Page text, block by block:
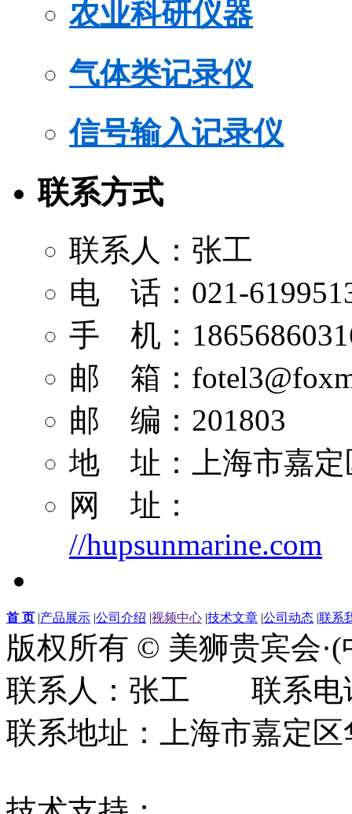
农业科研仪器
气体类记录仪
信号输入记录仪
联系方式
联系人：张工
电 话：021-
手 机：
邮 箱：
邮 编：201803
地 址：上海市嘉定
网 址：
//hupsunmarine.com
首 页 |产品展示 |公司介绍 |视频中心 |技术文章 |公司动态 |联系
版权所有 © 美狮贵宾会
联系人：张工 联系电
联系地址：上海市嘉定